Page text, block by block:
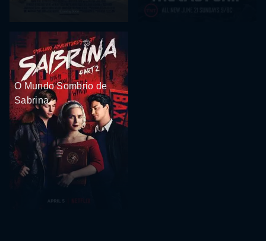
O Mundo Sombrio de
Sabrina